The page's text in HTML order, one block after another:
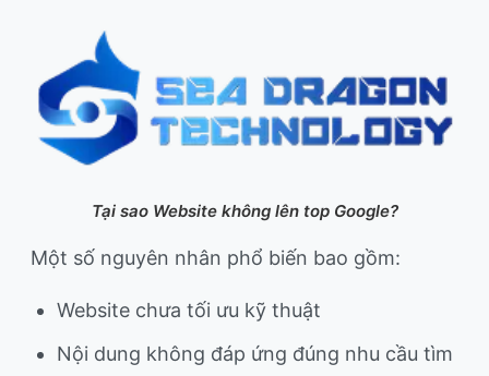
Tại sao Website không lên top Google?
Một số nguyên nhân phổ biến bao gồm:
Website chưa tối ưu kỹ thuật
Nội dung không đáp ứng đúng nhu cầu tìm